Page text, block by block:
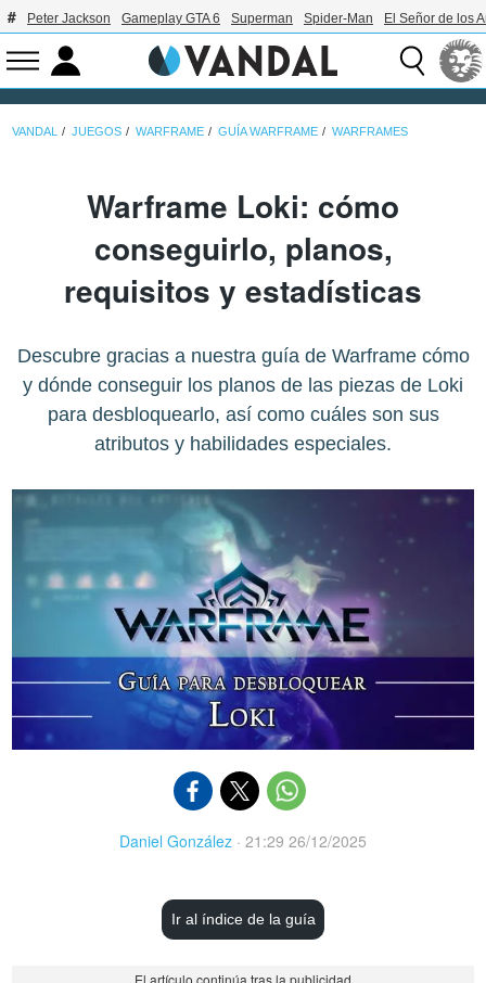
Peter Jackson Gameplay GTA 6 Superman Spider-Man El Señor de los
VANDAL JUEGOS WARFRAME GUÍA WARFRAME WARFRAMES
Warframe Loki: cómo
conseguirlo, planos,
requisitos y estadísticas
Descubre gracias a nuestra guía de Warframe cómo
y dónde conseguir los planos de las piezas de Loki
para desbloquearlo, así como cuáles son sus
atributos y habilidades especiales.
Daniel González · 21:29 26/12/2025
Ir al índice de la guía